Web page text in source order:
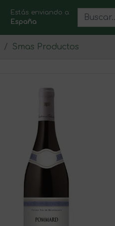
Estás enviando a:
España
Smas Productos